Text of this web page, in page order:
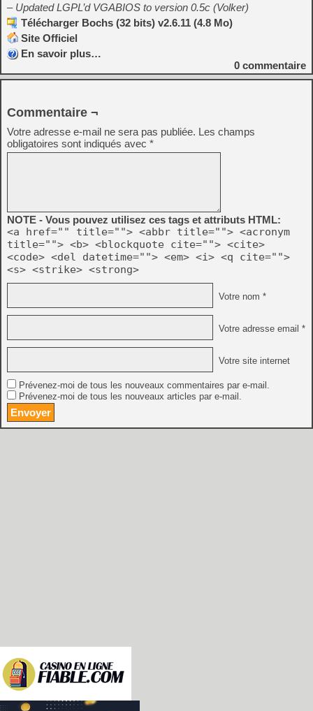
– Updated LGPL’d VGABIOS to version 0.5c (Volker)
Télécharger Bochs (32 bits) v2.6.11 (4.8 Mo)
Site Officiel
En savoir plus…
0 commentaire
Commentaire ¬
Votre adresse e-mail ne sera pas publiée. Les champs
obligatoires sont indiqués avec *
NOTE - Vous pouvez utilisez ces tags et attributs HTML:
<a href="" title=""> <abbr title=""> <acronym
title=""> <b> <blockquote cite=""> <cite>
<code> <del datetime=""> <em> <i> <q cite="">
<s> <strike> <strong>
Votre nom *
Votre adresse email *
Votre site internet
Prévenez-moi de tous les nouveaux commentaires par e-mail.
Prévenez-moi de tous les nouveaux articles par e-mail.